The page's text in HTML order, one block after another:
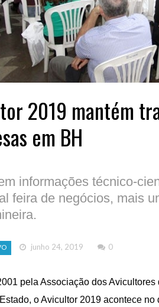
2019 mantém
em BH
informações técnico-
feira de negócios, mais
junho 24, 2019 0
pela Associação dos
o Avicultor 2019 acontece